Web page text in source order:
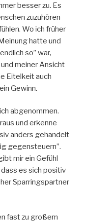
besser zu. Es
zuzuhören
Wo ich früher
hatte und
so” war,
meiner Ansicht
Eitelkeit auch
Gewinn.
abgenommen.
und erkenne
anders gehandelt
gegensteuern”.
mir ein Gefühl
es sich positiv
Sparringspartner
fast zu großem